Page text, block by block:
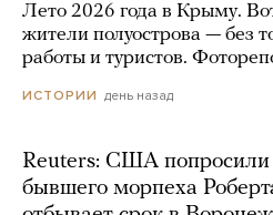
Лето 2026 года в Крыму.
жители полуострова — без
работы и туристов.
ИСТОРИИ день назад
Reuters: США попросили
бывшего морпеха